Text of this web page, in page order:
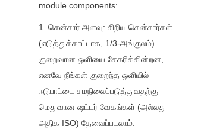
module components:
1. சென்சார் அளவு: சிறிய சென்சார்கள்
(எடுத்துக்காட்டாக, 1/3-அங்குலம்)
குறைவான ஒளியை சேகரிக்கின்றன,
எனவே நீங்கள் குறைந்த ஒளியில்
ஈடுபாட்டை சமநிலைப்படுத்துவதற்கு
மெதுவான ஷட்டர் வேகங்கள் (அல்லது
அதிக ISO) தேவைப்படலாம்.